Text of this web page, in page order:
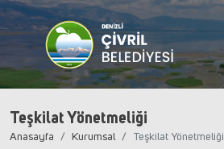
Teşkilat Yönetmeliği
Anasayfa Kurumsal Teşkilat Yönetmeliği